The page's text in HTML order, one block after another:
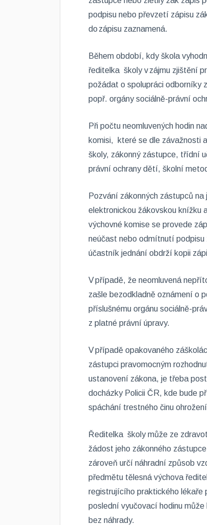
podpisu nebo převzetí zápisu
do zápisu zaznamená.
Během období, kdy škola
ředitelka školy v zájmu zjištění
požádat o spolupráci odborníky
popř. orgány sociálně-právní
Při počtu neomluvených hodin
komisi, které se dle závažnosti
školy, zákonný zástupce, třídní
právní ochrany dětí, školní
Pozvání zákonných zástupců
elektronickou žákovskou knížku
výchovné komise se provede
neúčast nebo odmítnutí podpisu
účastník jednání obdrží kopii
V případě, že neomluvená
zašle bezodkladně oznámení o
příslušnému orgánu sociálně-
z platné právní úpravy.
V případě opakovaného
zástupci pravomocným
ustanovení zákona, je třeba
docházky Policii ČR, kde bude
spáchání trestného činu
Ředitelka školy může ze
žádost jeho zákonného
zároveň určí náhradní způsob
předmětu tělesná výchova
registrujícího praktického lékaře
poslední vyučovací hodinu
bez náhrady.